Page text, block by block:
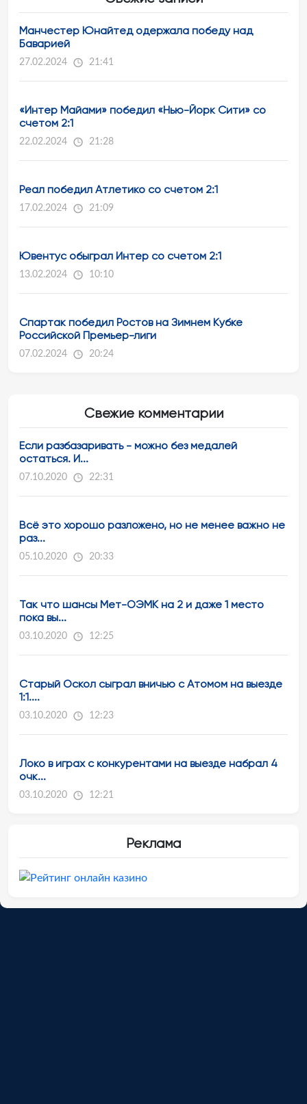
Манчестер Юнайтед одержала победу над
Баварией
27.02.2024 21:41
«Интер Майами» победил «Нью-Йорк Сити» со
счетом 2:1
22.02.2024 21:28
Реал победил Атлетико со счетом 2:1
17.02.2024 21:09
Ювентус обыграл Интер со счетом 2:1
13.02.2024 10:10
Спартак победил Ростов на Зимнем Кубке
Российской Премьер-лиги
07.02.2024 20:24
Свежие комментарии
Если разбазаривать - можно без медалей
остаться. И...
07.10.2020 22:31
Всё это хорошо разложено, но не менее важно не
раз...
05.10.2020 20:33
Так что шансы Мет-ОЭМК на 2 и даже 1 место
пока вы...
03.10.2020 12:25
Старый Оскол сыграл вничью с Атомом на выезде
1:1....
03.10.2020 12:23
Локо в играх с конкурентами на выезде набрал 4
очк...
03.10.2020 12:21
Реклама